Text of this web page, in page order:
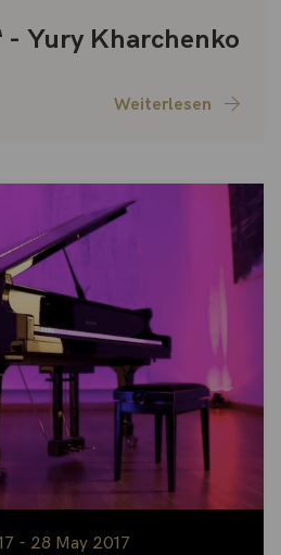
- Yury Kharchenko
Weiterlesen
- 28 May 2017